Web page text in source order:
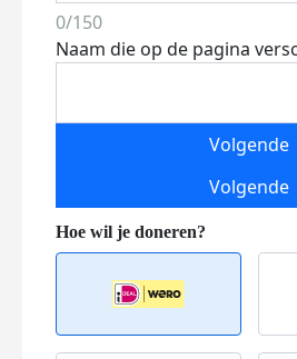
0/150
Naam die op de pagina
Volgende
Volgende